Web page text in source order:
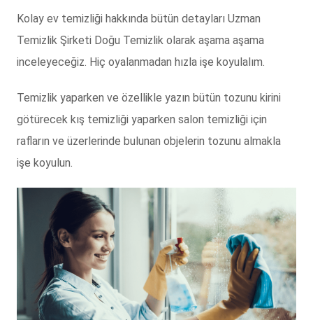
Kolay ev temizliği hakkında bütün detayları Uzman
Temizlik Şirketi Doğu Temizlik olarak aşama aşama
inceleyeceğiz. Hiç oyalanmadan hızla işe koyulalım.
Temizlik yaparken ve özellikle yazın bütün tozunu kirini
götürecek kış temizliği yaparken salon temizliği için
rafların ve üzerlerinde bulunan objelerin tozunu almakla
işe koyulun.